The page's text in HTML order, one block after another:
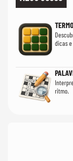
TERMO
dicas
ritmo.